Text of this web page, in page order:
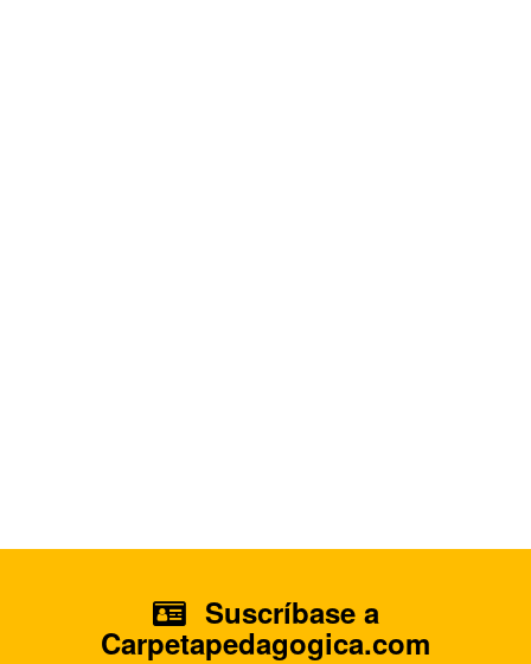
Suscríbase a
Carpetapedagogica.com